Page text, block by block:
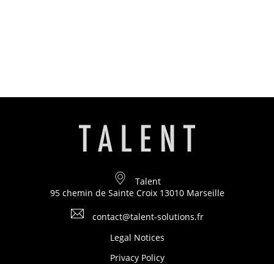
COMMUNICATION-SOCIAL NETWORK
PRIVACY POLICY
Talent
95 chemin de Sainte Croix 13010 Marseille
contact@talent-solutions.fr
Legal Notices
Privacy Policy